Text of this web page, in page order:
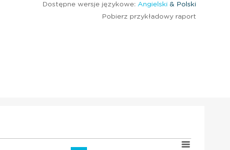
Dostępne wersje językowe: Angielski & Polski
Pobierz przykładowy raport